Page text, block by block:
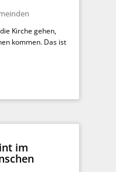
Kirche gehen,
kommen. Das ist
im